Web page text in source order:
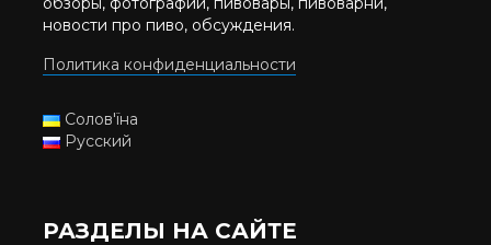
новости про пиво, обсуждения.
Политика конфиденциальности
Солов'їна
Русский
РАЗДЕЛЫ НА САЙТЕ